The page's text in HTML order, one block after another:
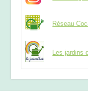
Réseau
Les jardins